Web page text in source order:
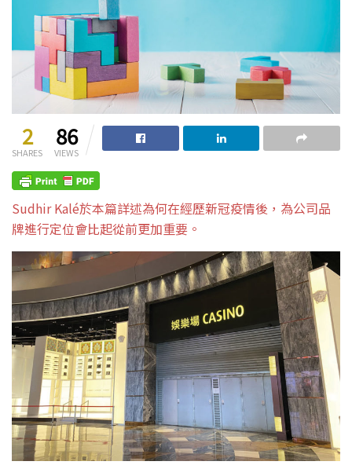
2
SHARES
86
VIEWS
Sudhir Kalé於本篇詳述為何在經歷新冠疫情後，為公司品
牌進行定位會比起從前更加重要。